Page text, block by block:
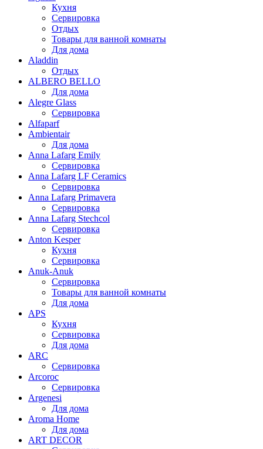
Кухня
Сервировка
Отдых
Товары для ванной комнаты
Для дома
Aladdin
Отдых
ALBERO BELLO
Для дома
Alegre Glass
Сервировка
Alfaparf
Ambientair
Для дома
Anna Lafarg Emily
Сервировка
Anna Lafarg LF Ceramics
Сервировка
Anna Lafarg Primavera
Сервировка
Anna Lafarg Stechcol
Сервировка
Anton Kesper
Кухня
Сервировка
Anuk-Anuk
Сервировка
Товары для ванной комнаты
Для дома
APS
Кухня
Сервировка
Для дома
ARC
Сервировка
Arcoroc
Сервировка
Argenesi
Для дома
Aroma Home
Для дома
ART DECOR